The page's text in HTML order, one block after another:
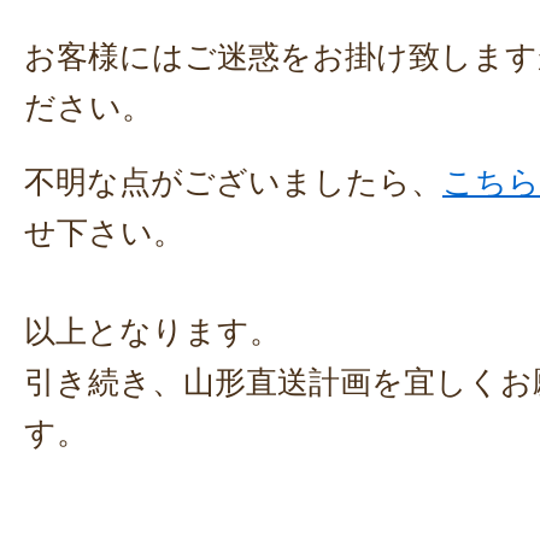
お客様にはご迷惑をお掛け致しま
ださい。
不明な点がございましたら、
こちら
せ下さい。
以上となります。
引き続き、山形直送計画を宜しく
す。